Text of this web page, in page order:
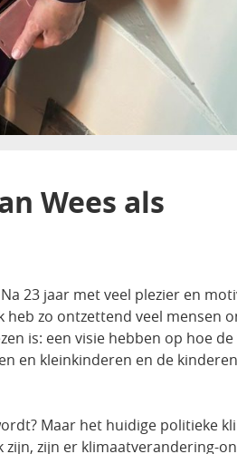
Wees als
23 jaar met veel plezier en
zo ontzettend veel mensen
is: een visie hebben op hoe
en kleinkinderen en de
Maar het huidige politieke
zijn er klimaatverandering-